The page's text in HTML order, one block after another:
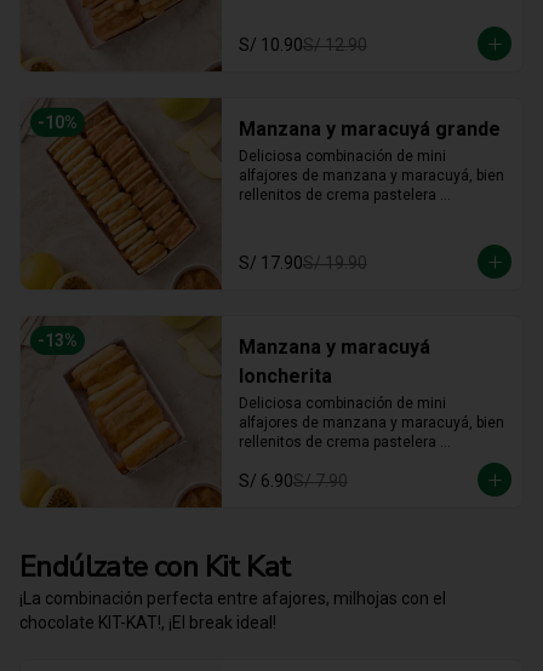
S/ 10.90S/ 12.90
-10% Manzana y maracuyá grande
Deliciosa combinación de mini
alfajores de manzana y maracuyá, bien
rellenitos de crema pastelera
S/ 17.90S/ 19.90
-13%
Manzana y maracuyá
loncherita
Deliciosa combinación de mini
alfajores de manzana y maracuyá, bien
rellenitos de crema pastelera
crema de maracuyá... Irresistible!!
S/ 6.90S/ 7.90
Endúlzate con Kit Kat
¡La combinación perfecta entre afajores, milhojas con el
chocolate KIT-KAT!, ¡El break ideal!